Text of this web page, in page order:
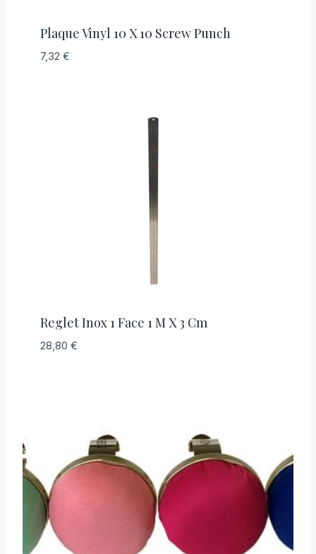
Plaque Vinyl 10 X 10 Screw Punch
7,32 €
Reglet Inox 1 Face 1 M X 3 Cm
28,80 €